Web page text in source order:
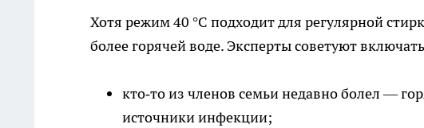
Хотя режим 40 °C подходит для регулярной
более горячей воде. Эксперты советуют включать
кто‑то из членов семьи недавно болел —
источники инфекции;